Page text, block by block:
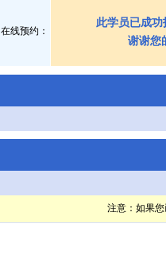
在线预约：
此学员已成
谢谢您
注意：如果